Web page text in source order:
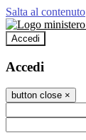
Salta al contenuto
Accedi
Accedi
button close ×